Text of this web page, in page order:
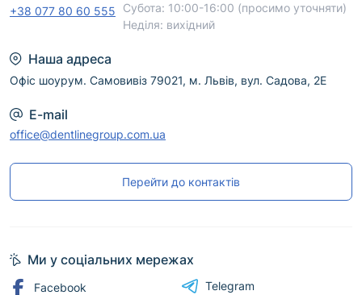
+38 077 80 60 555
Субота: 10:00-16:00 (просимо уточняти)
Неділя: вихідний
Наша адреса
Офіс шоурум. Самовивіз 79021, м. Львів, вул. Садова, 2Е
E-mail
office@dentlinegroup.com.ua
Перейти до контактів
Ми у соціальних мережах
Facebook
Telegram